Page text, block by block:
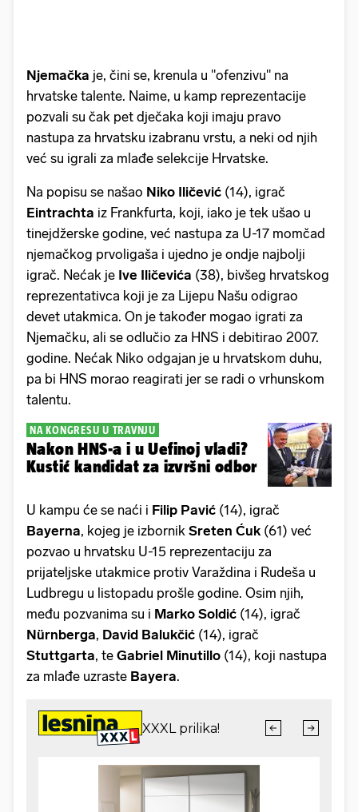
Njemačka je, čini se, krenula u "ofenzivu" na
hrvatske talente. Naime, u kamp reprezentacije
pozvali su čak pet dječaka koji imaju pravo
nastupa za hrvatsku izabranu vrstu, a neki od njih
već su igrali za mlađe selekcije Hrvatske.
Na popisu se našao Niko Iličević (14), igrač
Eintrachta iz Frankfurta, koji, iako je tek ušao u
tinejdžerske godine, već nastupa za U-17 momčad
njemačkog prvoligaša i ujedno je ondje najbolji
igrač. Nećak je Ive Iličevića (38), bivšeg hrvatskog
reprezentativca koji je za Lijepu Našu odigrao
devet utakmica. On je također mogao igrati za
Njemačku, ali se odlučio za HNS i debitirao 2007.
godine. Nećak Niko odgajan je u hrvatskom duhu,
pa bi HNS morao reagirati jer se radi o vrhunskom
talentu.
NA KONGRESU U TRAVNJU
Nakon HNS-a i u Uefinoj vladi?
Kustić kandidat za izvršni odbor
U kampu će se naći i Filip Pavić (14), igrač
Bayerna, kojeg je izbornik Sreten Ćuk (61) već
pozvao u hrvatsku U-15 reprezentaciju za
prijateljske utakmice protiv Varaždina i Rudeša u
Ludbregu u listopadu prošle godine. Osim njih,
među pozvanima su i Marko Soldić (14), igrač
Nürnberga, David Balukčić (14), igrač
Stuttgarta, te Gabriel Minutillo (14), koji nastupa
za mlađe uzraste Bayera.